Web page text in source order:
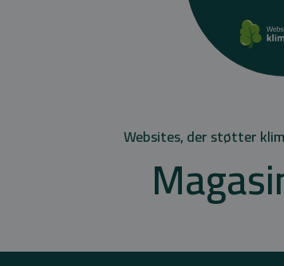
Websites, der støtter